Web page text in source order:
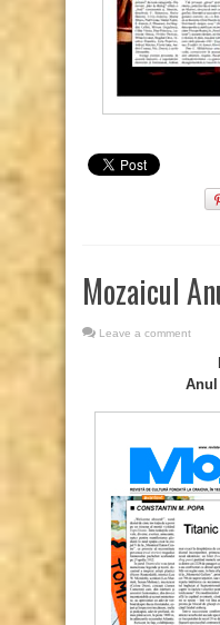
Mozaicul
Leave a comment
Anul